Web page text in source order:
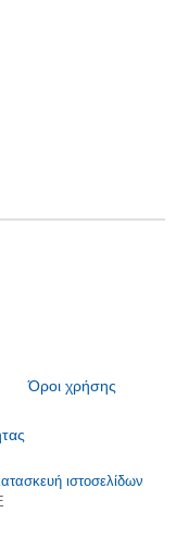
Όροι χρήσης
ιστοσελίδων